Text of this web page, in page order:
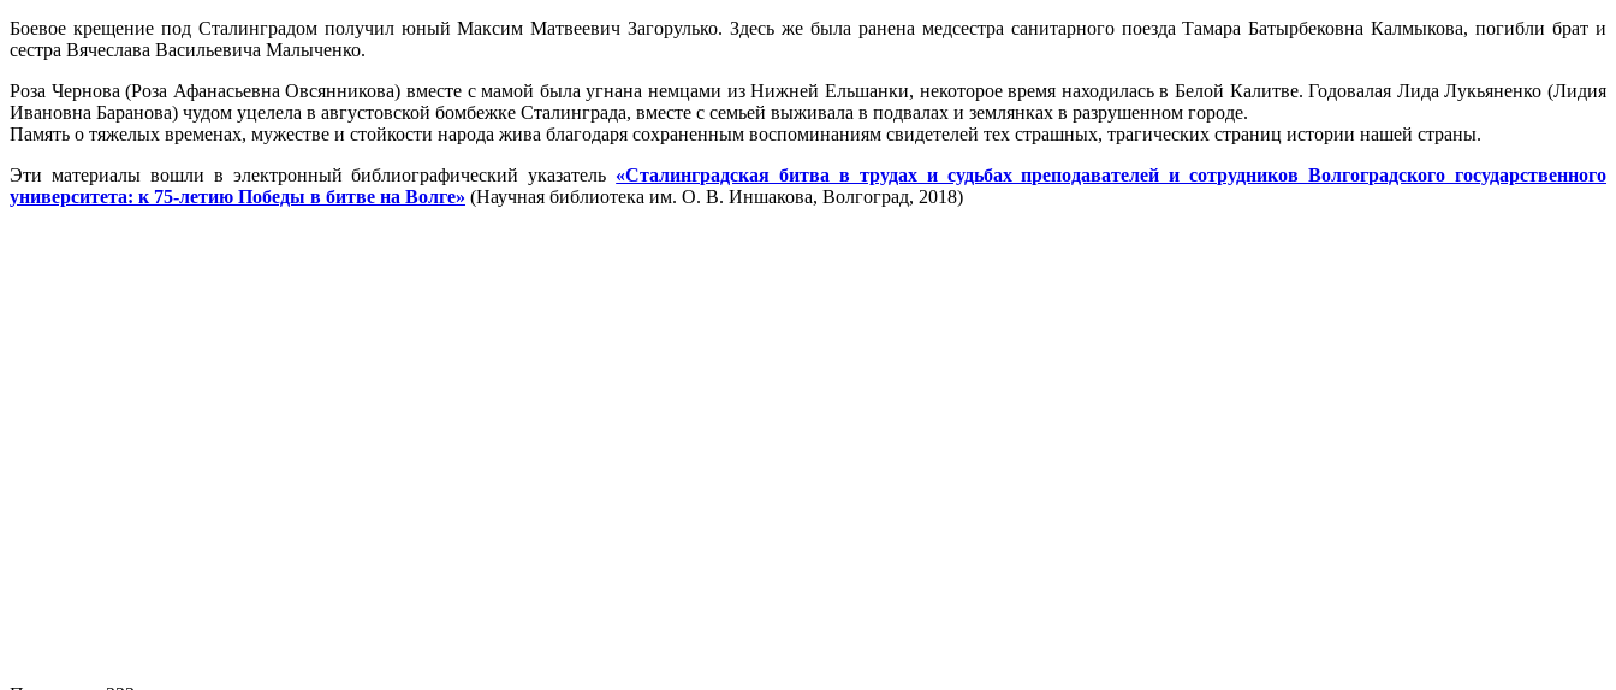
Боевое крещение под Сталинградом получил юный Максим Матвеевич Загорулько. Здесь же была ранена медсестра санитарного поезда Тамара Батырбековна Калмыкова, погибли брат и
сестра Вячеслава Васильевича Малыченко.
Роза Чернова (Роза Афанасьевна Овсянникова) вместе с мамой была угнана немцами из Нижней Ельшанки, некоторое время находилась в Белой Калитве. Годовалая Лида Лукьяненко (Лидия
Ивановна Баранова) чудом уцелела в августовской бомбежке Сталинграда, вместе с семьей выживала в подвалах и землянках в разрушенном городе.
Память о тяжелых временах, мужестве и стойкости народа жива благодаря сохраненным воспоминаниям свидетелей тех страшных, трагических страниц истории нашей страны.
Эти материалы вошли в электронный библиографический указатель «Сталинградская битва в трудах и судьбах преподавателей и сотрудников Волгоградского государственного
университета: к 75-летию Победы в битве на Волге» (Научная библиотека им. О. В. Иншакова, Волгоград, 2018)